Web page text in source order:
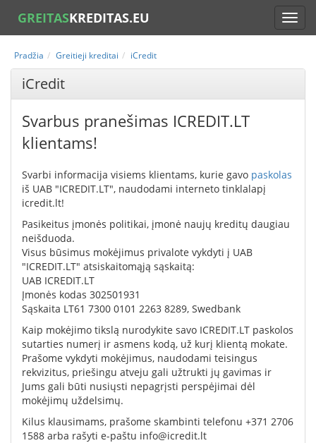
GREITASKREDITAS.EU
Pradžia Greitieji kreditai iCredit
iCredit
Svarbus pranešimas ICREDIT.LT
klientams!
Svarbi informacija visiems klientams, kurie gavo paskolas
iš UAB "ICREDIT.LT", naudodami interneto tinklalapį
icredit.lt!
Pasikeitus įmonės politikai, įmonė naujų kreditų daugiau
neišduoda.
Visus būsimus mokėjimus privalote vykdyti į UAB
"ICREDIT.LT" atsiskaitomąją sąskaitą:
UAB ICREDIT.LT
Įmonės kodas 302501931
Sąskaita LT61 7300 0101 2263 8289, Swedbank
Kaip mokėjimo tikslą nurodykite savo ICREDIT.LT paskolos
sutarties numerį ir asmens kodą, už kurį klientą mokate.
Prašome vykdyti mokėjimus, naudodami teisingus
rekvizitus, priešingu atveju gali užtrukti jų gavimas ir
Jums gali būti nusiųsti nepagrįsti perspėjimai dėl
mokėjimų uždelsimų.
Kilus klausimams, prašome skambinti telefonu +371 2706
1588 arba rašyti e-paštu info@icredit.lt